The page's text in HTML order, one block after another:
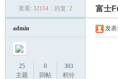
› ›
查看: 32114 回复: 2 富士
admin
25
主题
0
回帖
303
积分
发表